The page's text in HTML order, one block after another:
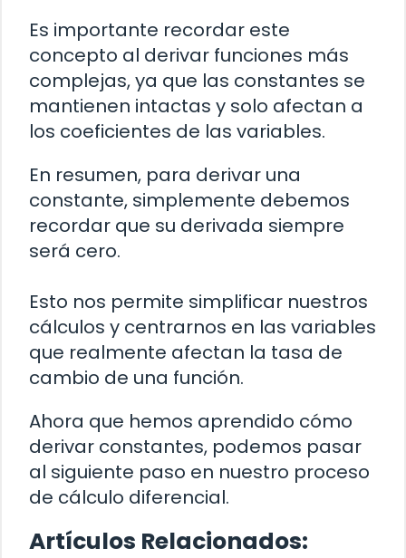
Es importante recordar este
concepto al derivar funciones más
complejas, ya que las constantes se
mantienen intactas y solo afectan a
los coeficientes de las variables.
En resumen, para derivar una
constante, simplemente debemos
recordar que su derivada siempre
será cero.
Esto nos permite simplificar nuestros
cálculos y centrarnos en las variables
que realmente afectan la tasa de
cambio de una función.
Ahora que hemos aprendido cómo
derivar constantes, podemos pasar
al siguiente paso en nuestro proceso
de cálculo diferencial.
Artículos Relacionados: